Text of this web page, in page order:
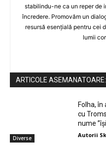
stabilindu-ne ca un reper de
încredere. Promovăm un
resursă esențială pentru cei
lumii
ARTICOLE ASEMANATOARE:
Diverse
Folha,
cu
nume
Autorii